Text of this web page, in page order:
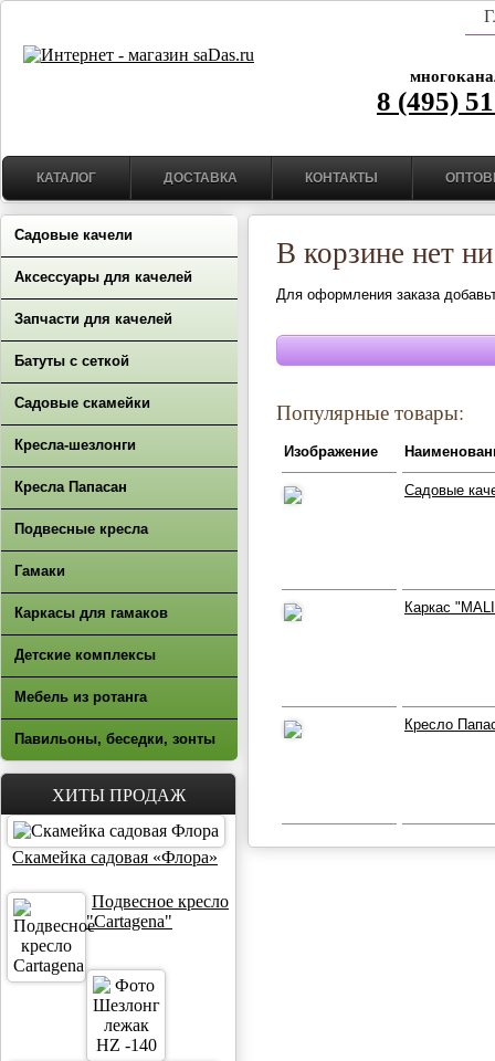
8 (495)
КАТАЛОГ ДОСТАВКА КОНТАКТЫ
Садовые качели
Аксессуары для качелей
Запчасти для качелей
Батуты с сеткой
Садовые скамейки
Кресла-шезлонги
Кресла Папасан
Подвесные кресла
Гамаки
Каркасы для гамаков
Детские комплексы
Мебель из ротанга
Павильоны, беседки, зонты
ХИТЫ ПРОДАЖ
Скамейка садовая «Флора»
Подвесное кресло
"Cartagena"
В корзине нет
Для оформления заказа
Популярные товары:
Изображение
Садовые
Каркас
Кресло